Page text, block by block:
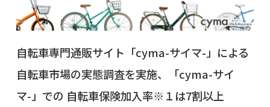
自転車専門通販サイト「cyma-サイマ-」による
自転車市場の実態調査を実施、「cyma-サイ
マ-」での 自転車保険加入率※１は7割以上